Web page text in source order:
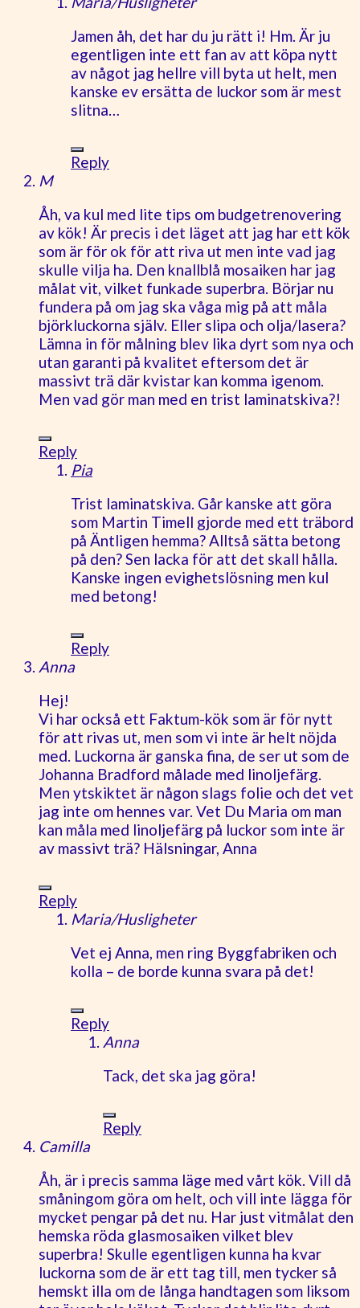
Jamen åh, det har du ju rätt i! Hm. Är ju
egentligen inte ett fan av att köpa nytt
av något jag hellre vill byta ut helt, men
kanske ev ersätta de luckor som är mest
slitna…
Reply
M
Åh, va kul med lite tips om budgetrenovering
av kök! Är precis i det läget att jag har ett kök
som är för ok för att riva ut men inte vad jag
skulle vilja ha. Den knallblå mosaiken har jag
målat vit, vilket funkade superbra. Börjar nu
fundera på om jag ska våga mig på att måla
björkluckorna själv. Eller slipa och olja/lasera?
Lämna in för målning blev lika dyrt som nya och
utan garanti på kvalitet eftersom det är
massivt trä där kvistar kan komma igenom.
Men vad gör man med en trist laminatskiva?!
Reply
Pia
Trist laminatskiva. Går kanske att göra
som Martin Timell gjorde med ett träbord
på Äntligen hemma? Alltså sätta betong
på den? Sen lacka för att det skall hålla.
Kanske ingen evighetslösning men kul
med betong!
Reply
Anna
Hej!
Vi har också ett Faktum-kök som är för nytt
för att rivas ut, men som vi inte är helt nöjda
med. Luckorna är ganska fina, de ser ut som de
Johanna Bradford målade med linoljefärg.
Men ytskiktet är någon slags folie och det vet
jag inte om hennes var. Vet Du Maria om man
kan måla med linoljefärg på luckor som inte är
av massivt trä? Hälsningar, Anna
Reply
Maria/Husligheter
Vet ej Anna, men ring Byggfabriken och
kolla – de borde kunna svara på det!
Reply
Anna
Tack, det ska jag göra!
Reply
Camilla
Åh, är i precis samma läge med vårt kök. Vill då
småningom göra om helt, och vill inte lägga för
mycket pengar på det nu. Har just vitmålat den
hemska röda glasmosaiken vilket blev
superbra! Skulle egentligen kunna ha kvar
luckorna som de är ett tag till, men tycker så
hemskt illa om de långa handtagen som liksom